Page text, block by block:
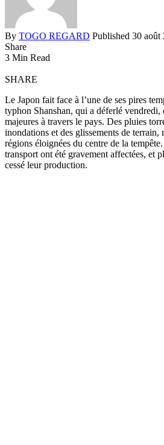
By TOGO REGARD Published 30 août
Share
3 Min Read
SHARE
Le Japon fait face à l’une de ses pires
typhon Shanshan, qui a déferlé vendredi,
majeures à travers le pays. Des pluies
inondations et des glissements de terrain,
régions éloignées du centre de la
transport ont été gravement affectées, et
cessé leur production.